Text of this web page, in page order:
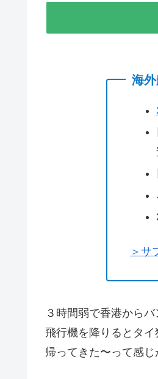
海
＞サ
３時間弱で香港からバ
飛行機を降りるとタイ
帰ってきた〜って感じ